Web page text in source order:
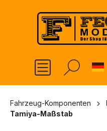
springen
Fahrzeug-Komponenten
Tamiya-Maßstab